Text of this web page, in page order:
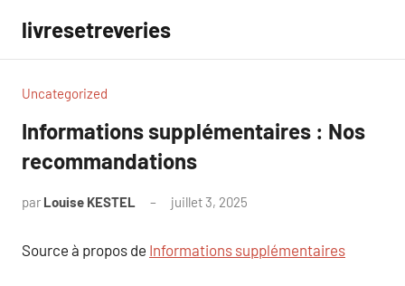
contenu
livresetreveries
Uncategorized
Informations supplémentaires : Nos
recommandations
par Louise KESTEL juillet 3, 2025
Source à propos de Informations supplémentaires